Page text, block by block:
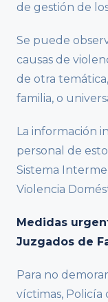
de gestión de
Se puede
causas de
de otra
familia, o
La información
personal de
Sistema
Violencia
Medidas
Juzgados de
Para no
víctimas, Policía